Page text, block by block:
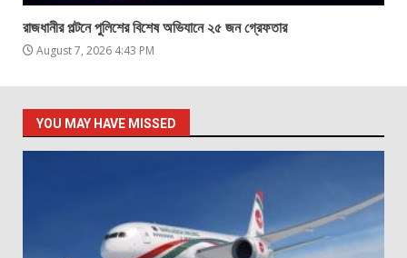
রাজধানীর পল্টনে পুলিশের বিশেষ অভিযানে ২৫ জন গ্রেফতার
August 7, 2026 4:43 PM
YOU MAY HAVE MISSED